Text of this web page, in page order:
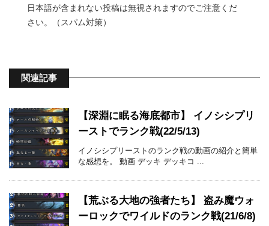
日本語が含まれない投稿は無視されますのでご注意くだ
さい。（スパム対策）
関連記事
【深淵に眠る海底都市】 イノシシプリ
ーストでランク戦(22/5/13)
イノシシプリーストのランク戦の動画の紹介と簡単
な感想を。 動画 デッキ デッキコ ...
【荒ぶる大地の強者たち】 盗み魔ウォ
ーロックでワイルドのランク戦(21/6/8)